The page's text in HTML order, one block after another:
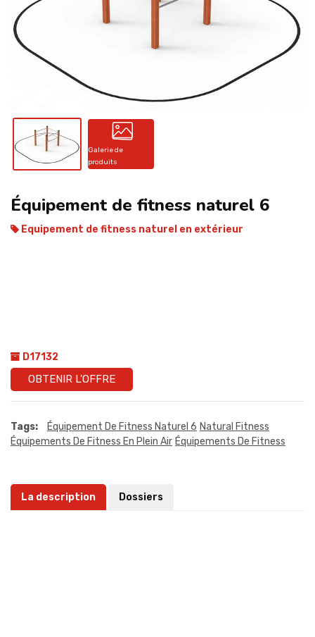
CONTACT
Galerie de
produits
Équipement de fitness naturel 6
Equipement de fitness naturel en extérieur
D17132
OBTENIR L'OFFRE
Tags: Équipement De Fitness Naturel 6 Natural Fitness
Équipements De Fitness En Plein Air Équipements De Fitness
La description Dossiers